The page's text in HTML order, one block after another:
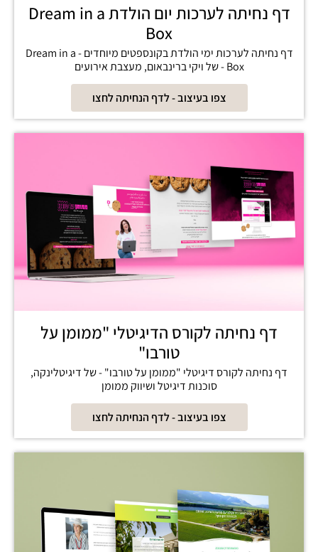
דף נחיתה לערכות יום הולדת Dream in a
Box
דף נחיתה לערכות ימי הולדת בקונספטים מיוחדים - Dream in a
Box - של ויקי ברינבאום, מעצבת אירועים
צפו בעיצוב - לדף הנחיתה לחצו
דף נחיתה לקורס הדיגיטלי "ממומן על
טורבו"
דף נחיתה לקורס דיגיטלי "ממומן על טורבו" - של דיגיטלינקה,
סוכנות דיגיטל ושיווק ממומן
צפו בעיצוב - לדף הנחיתה לחצו